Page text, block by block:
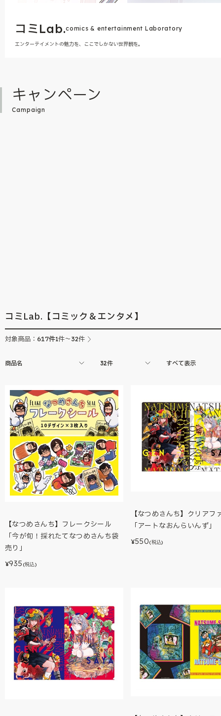
コミLab.comics & entertainment Laboratory
エンターテイメントの魅力を、ここでしかない世界観を。
キャンペーン
Campaign
コミLab.【コミック＆エンタメ】
対象商品： 617件1件～32件
商品名 32件 すべて表示
【なつめさんち】フレークシール
「今が旬！採れたてなつめさんち袋
売り」
¥935 (税込)
【なつめさんち】クリアフ
「アートなおんらいんず」
¥550(税込)